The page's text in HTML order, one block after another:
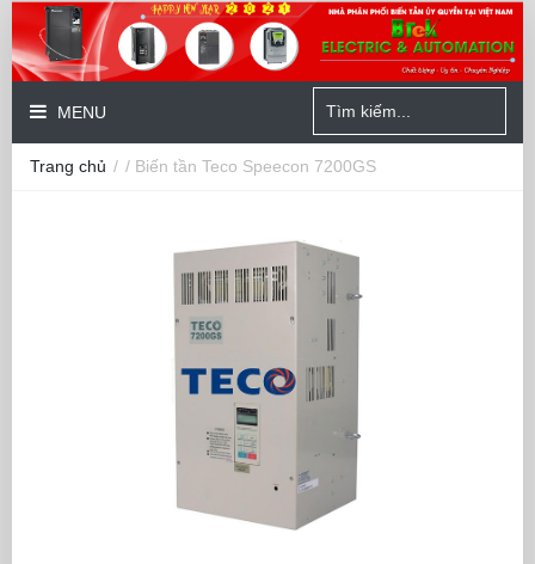
MENU
Trang chủ / / Biến tần Teco Speecon 7200GS